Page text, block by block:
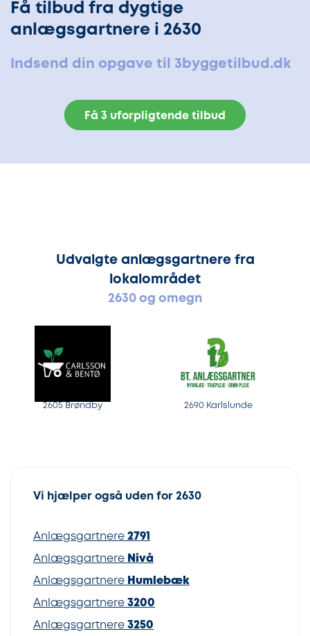
Få tilbud fra dygtige
anlægsgartnere i 2630
Indsend din opgave til 3byggetilbud.dk
Få 3 uforpligtende tilbud
Udvalgte anlægsgartnere fra
lokalområdet
2630 og omegn
2605 Brøndby 2690 Karlslunde
Vi hjælper også uden for 2630
Anlægsgartnere 2791
Anlægsgartnere Nivå
Anlægsgartnere Humlebæk
Anlægsgartnere 3200
Anlægsgartnere 3250